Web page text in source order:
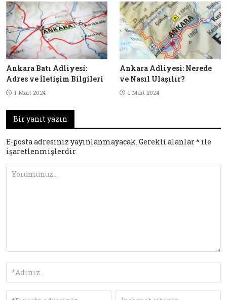
Ankara Batı Adliyesi:
Adres ve İletişim Bilgileri
1 Mart 2024
Ankara Adliyesi: Nerede
ve Nasıl Ulaşılır?
1 Mart 2024
Bir yanıt yazın
E-posta adresiniz yayınlanmayacak. Gerekli alanlar* ile
işaretlenmişlerdir